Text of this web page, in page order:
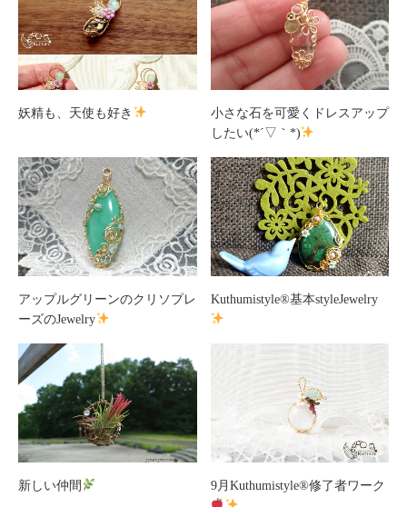
妖精も、天使も好き
小さな石を可愛くドレスアップ
したい(*´▽｀*)
アップルグリーンのクリソプレ
ーズのJewelry
Kuthumistyle®基本styleJewelry
新しい仲間 9月Kuthumistyle®️修了者ワーク